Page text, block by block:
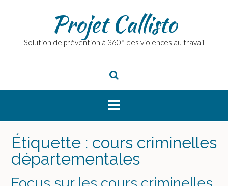
Projet Callisto
Solution de prévention à 360° des violences au travail
Étiquette : cours criminelles
départementales